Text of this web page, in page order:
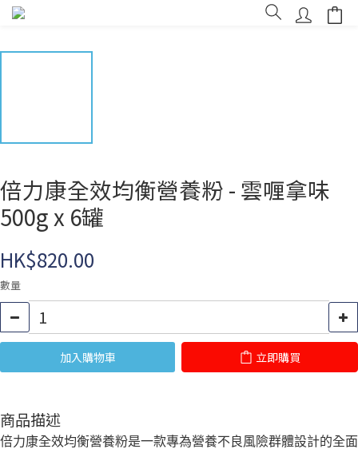
倍力康全效均衡營養粉 - 雲喱拿味
500g x 6罐
HK$820.00
數量
加入購物車 立即購買
商品描述
倍力康全效均衡營養粉是一款專為營養不良風險群體設計的全面